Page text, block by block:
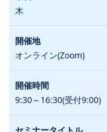
木
オンライン(Zoom)
9:30～16:30(受付9:00)